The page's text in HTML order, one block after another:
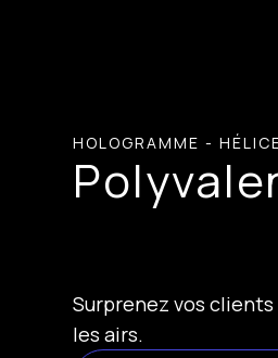
HOLOGRAMME -
Surprenez vos
les airs.